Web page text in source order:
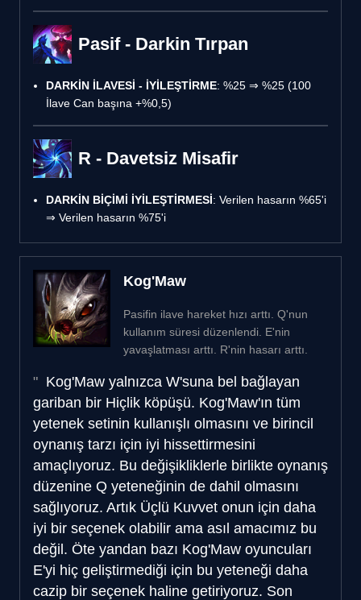
Pasif - Darkin Tırpan
DARKİN İLAVESİ - İYİLEŞTİRME: %25 ⇒ %25 (100
İlave Can başına +%0,5)
R - Davetsiz Misafir
DARKİN BİÇİMİ İYİLEŞTİRMESİ: Verilen hasarın %65'i
⇒ Verilen hasarın %75'i
Kog'Maw
Pasifin ilave hareket hızı arttı. Q'nun
kullanım süresi düzenlendi. E'nin
yavaşlatması arttı. R'nin hasarı arttı.
Kog'Maw yalnızca W'suna bel bağlayan
gariban bir Hiçlik köpüşü. Kog'Maw'ın tüm
yetenek setinin kullanışlı olmasını ve birincil
oynanış tarzı için iyi hissettirmesini
amaçlıyoruz. Bu değişikliklerle birlikte oynanış
düzenine Q yeteneğinin de dahil olmasını
sağlıyoruz. Artık Üçlü Kuvvet onun için daha
iyi bir seçenek olabilir ama asıl amacımız bu
değil. Öte yandan bazı Kog'Maw oyuncuları
E'yi hiç geliştirmediği için bu yeteneği daha
cazip bir seçenek haline getiriyoruz. Son